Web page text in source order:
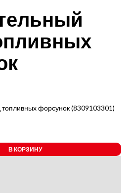
форсунок (8309103301)
В КОРЗИНУ